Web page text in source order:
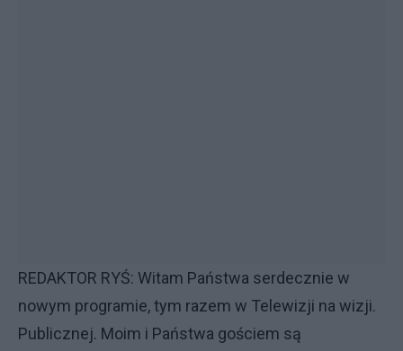
REDAKTOR RYŚ: Witam Państwa serdecznie w
nowym programie, tym razem w Telewizji na wizji.
Publicznej. Moim i Państwa gościem są